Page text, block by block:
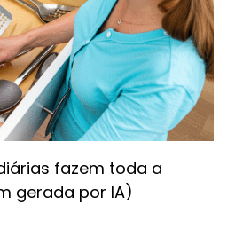
fazem toda a
gerada por IA)